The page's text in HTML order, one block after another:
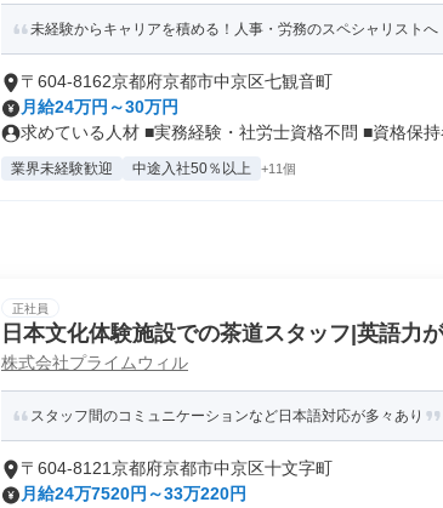
未経験からキャリアを積める！人事・労務のスペシャリストへ
〒604-8162京都府京都市中京区七観音町
月給24万円～30万円
求めている人材 ■実務経験・社労士資格不問 ■資格保持
業界未経験歓迎 中途入社50％以上 +11個
正社員
日本文化体験施設での茶道スタッフ|英語力
株式会社プライムウィル
スタッフ間のコミュニケーションなど日本語対応が多々あり
〒604-8121京都府京都市中京区十文字町
月給24万7520円～33万220円